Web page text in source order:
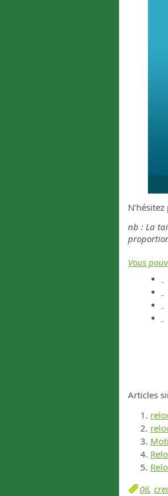
nb : La
Vous
Articles
06,